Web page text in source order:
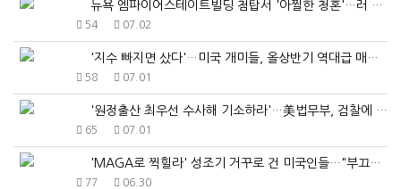
뉴욕 엠파이어스테이트빌딩 첨탑서 '아찔한 청혼'…러 커…
54 07.02
'지수 빠지면 샀다'…미국 개미들, 올상반기 역대급 매…
58 07.01
'원정출산 최우선 수사해 기소하라'…美법무부, 검찰에 …
65 07.01
'MAGA로 찍힐라' 성조기 거꾸로 건 미국인들…"부끄…
77 06.30